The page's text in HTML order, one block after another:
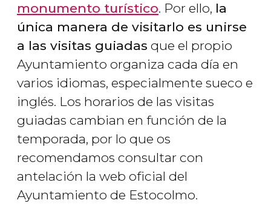
monumento turístico. Por ello, la
única manera de visitarlo es unirse
a las visitas guiadas que el propio
Ayuntamiento organiza cada día en
varios idiomas, especialmente sueco e
inglés. Los horarios de las visitas
guiadas cambian en función de la
temporada, por lo que os
recomendamos consultar con
antelación la web oficial del
Ayuntamiento de Estocolmo.